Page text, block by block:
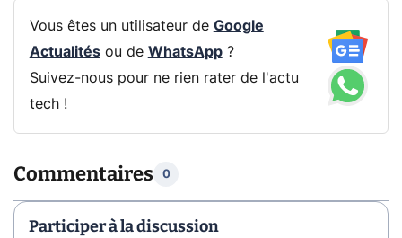
Vous êtes un utilisateur de Google
Actualitésou de WhatsApp?
Suivez-nous pour ne rien rater de l'actu
tech !
Commentaires 0
Participer à la discussion